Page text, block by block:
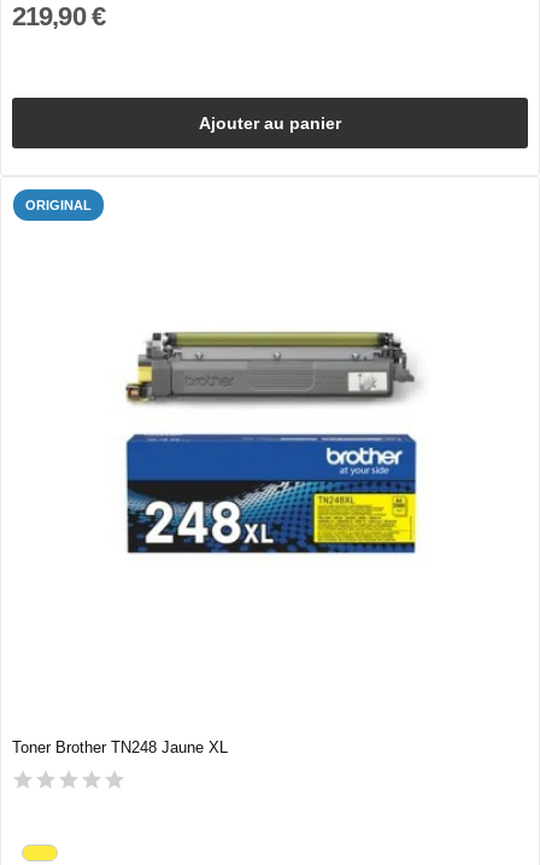
219,90 €
Ajouter au panier
ORIGINAL
Toner Brother TN248 Jaune XL